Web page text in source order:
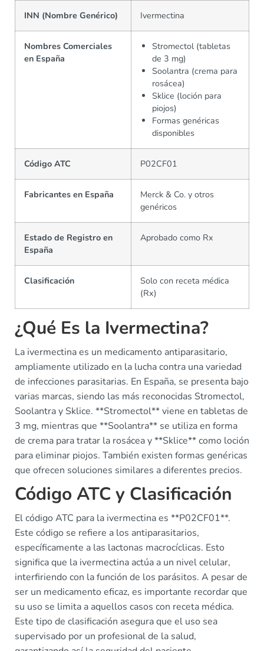
INN (Nombre Genérico) Ivermectina
Nombres Comerciales
en España
Stromectol (tabletas
de 3 mg)
Soolantra (crema para
rosácea)
Sklice (loción para
piojos)
Formas genéricas
disponibles
Código ATC P02CF01
Fabricantes en España
Merck & Co. y otros
genéricos
Estado de Registro en
España
Aprobado como Rx
Clasificación
Solo con receta médica
(Rx)
¿Qué Es la Ivermectina?
La ivermectina es un medicamento antiparasitario,
ampliamente utilizado en la lucha contra una variedad
de infecciones parasitarias. En España, se presenta bajo
varias marcas, siendo las más reconocidas Stromectol,
Soolantra y Sklice. **Stromectol** viene en tabletas de
3 mg, mientras que **Soolantra** se utiliza en forma
de crema para tratar la rosácea y **Sklice** como loción
para eliminar piojos. También existen formas genéricas
que ofrecen soluciones similares a diferentes precios.
Código ATC y Clasificación
El código ATC para la ivermectina es **P02CF01**.
Este código se refiere a los antiparasitarios,
específicamente a las lactonas macrocíclicas. Esto
significa que la ivermectina actúa a un nivel celular,
interfiriendo con la función de los parásitos. A pesar de
ser un medicamento eficaz, es importante recordar que
su uso se limita a aquellos casos con receta médica.
Este tipo de clasificación asegura que el uso sea
supervisado por un profesional de la salud,